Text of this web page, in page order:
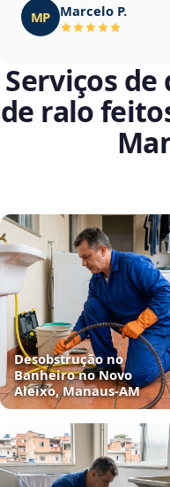
MP Marcelo P.
Serviços
de ralo
Desobstrução no
Banheiro no Novo
Aleixo, Manaus‑AM